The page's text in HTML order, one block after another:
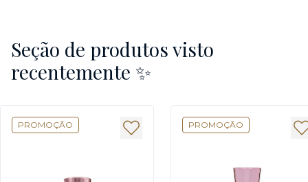
Seção de produtos visto
recentemente ✨
PROMOÇÃO PROMOÇÃO